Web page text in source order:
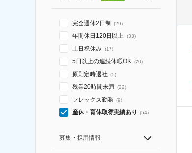
完全週休2日制 (29)
年間休日120日以上 (33)
土日祝休み (17)
5日以上の連続休暇OK (20)
原則定時退社 (5)
残業20時間未満 (22)
フレックス勤務 (9)
産休・育休取得実績あり (54)
募集・採用情報